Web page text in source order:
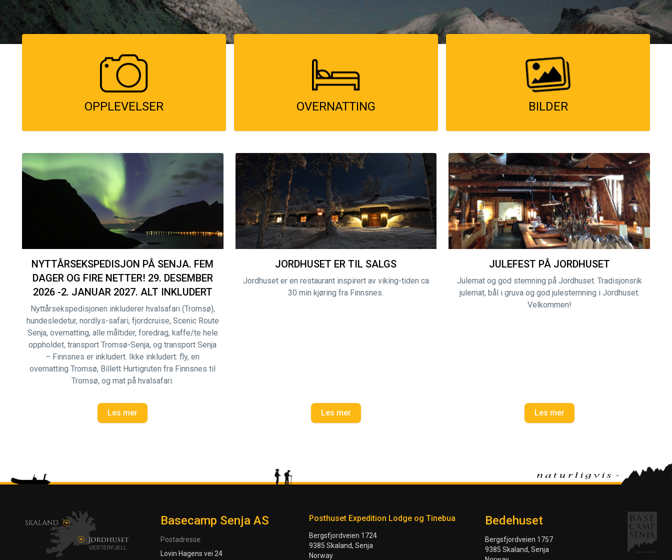
OPPLEVELSER OVERNATTING BILDER
NYTTÅRSEKSPEDISJON PÅ SENJA. FEM
DAGER OG FIRE NETTER! 29. DESEMBER
2026 -2. JANUAR 2027. ALT INKLUDERT
Nyttårsekspedisjonen inkluderer hvalsafari (Tromsø),
hundesledetur, nordlys-safari, fjordcruise, Scenic Route
Senja, overnatting, alle måltider, foredrag, kaffe/te hele
oppholdet, transport Tromsø-Senja, og transport Senja
– Finnsnes er inkludert. Ikke inkludert: fly, en
overnatting Tromsø, Billett Hurtigruten fra Finnsnes til
Tromsø, og mat på hvalsafari.
Les mer
JORDHUSET ER TIL SALGS
Jordhuset er en restaurant inspirert av viking-tiden ca
30 min kjøring fra Finnsnes.
Les mer
JULEFEST PÅ JORDHUSET
Julemat og god stemning på Jordhuset. Tradisjonsrik
julemat, bål i gruva og god julestemning i Jordhuset.
Velkommen!
Les mer
Basecamp Senja AS
Postadresse:
Lovin Hagens vei 24
Posthuset Expedition Lodge og Tinebua
Bergsfjordveien 1724
9385 Skaland, Senja
Norway
Bedehuset
Bergsfjordveien 1757
9385 Skaland, Senja